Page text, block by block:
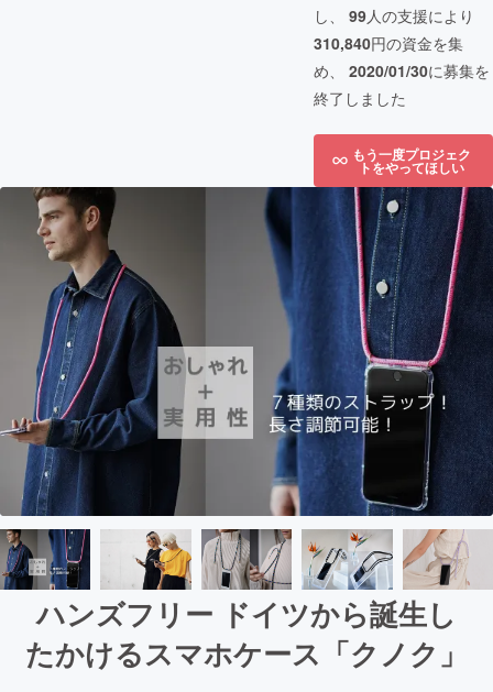
し、 99人の支援により
310,840円の資金を集
め、 2020/01/30に募集を
終了しました
もう一度プロジェク
トをやってほしい
ハンズフリー ドイツから誕生し
たかけるスマホケース「クノク」